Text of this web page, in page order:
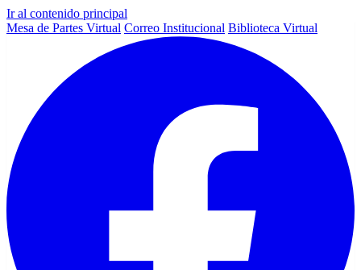
Ir al contenido principal
Mesa de Partes Virtual Correo Institucional Biblioteca Virtual